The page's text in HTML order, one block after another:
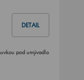
DETAIL
pod umývadlo